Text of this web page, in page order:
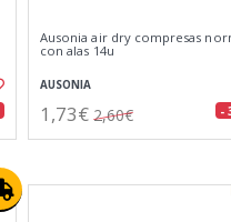
Ausonia air dry compresas
con alas 14u
AUSONIA
1,73€ 2,60€ -